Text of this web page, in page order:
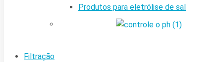
Produtos para eletrólise de sal
Filtração